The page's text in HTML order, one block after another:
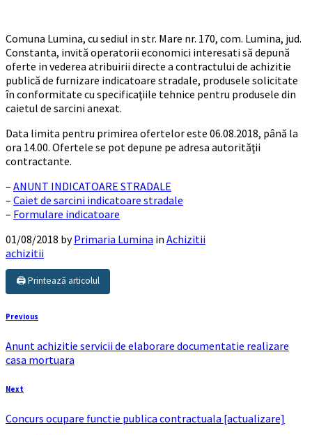
Comuna Lumina, cu sediul in str. Mare nr. 170, com. Lumina, jud.
Constanta, invită operatorii economici interesati să depună
oferte in vederea atribuirii directe a contractului de achizitie
publică de furnizare indicatoare stradale, produsele solicitate
în conformitate cu specificaţiile tehnice pentru produsele din
caietul de sarcini anexat.
Data limita pentru primirea ofertelor este 06.08.2018, până la
ora 14.00. Ofertele se pot depune pe adresa autorităţii
contractante.
– ANUNT INDICATOARE STRADALE
– Caiet de sarcini indicatoare stradale
– Formulare indicatoare
01/08/2018 byPrimaria Lumina in Achizitii
achizitii
🖨️ Printează articolul
Previous
Anunt achizitie servicii de elaborare documentatie realizare
casa mortuara
Next
Concurs ocupare functie publica contractuala [actualizare]